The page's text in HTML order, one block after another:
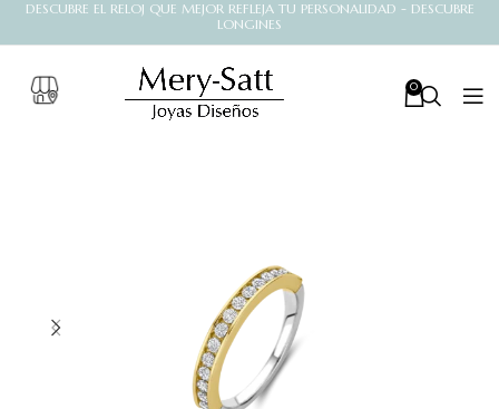
DESCUBRE EL RELOJ QUE MEJOR REFLEJA TU PERSONALIDAD - DESCUBRE
LONGINES
0